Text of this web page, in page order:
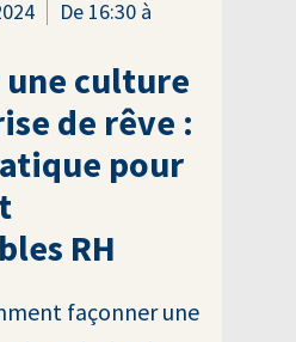
De 16:30 à
une culture
de rêve :
pour
RH
façonner une